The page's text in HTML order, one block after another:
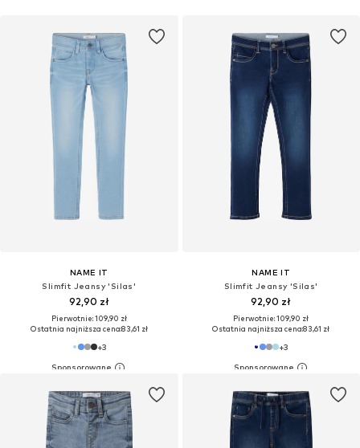
NAME IT
Slimfit Jeansy 'Silas'
92,90 zł
Pierwotnie: 109,90 zł
Ostatnia najniższa cena:83,61 zł
+3
NAME IT
Slimfit Jeansy 'Silas'
92,90 zł
Pierwotnie: 109,90 zł
Ostatnia najniższa cena:83,61 zł
+3